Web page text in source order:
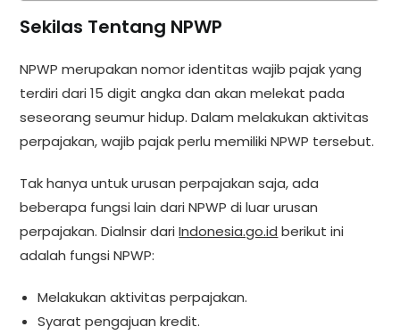
Sekilas Tentang NPWP
NPWP merupakan nomor identitas wajib pajak yang
terdiri dari 15 digit angka dan akan melekat pada
seseorang seumur hidup. Dalam melakukan aktivitas
perpajakan, wajib pajak perlu memiliki NPWP tersebut.
Tak hanya untuk urusan perpajakan saja, ada
beberapa fungsi lain dari NPWP di luar urusan
perpajakan. Dialnsir dariIndonesia.go.id berikut ini
adalah fungsi NPWP:
Melakukan aktivitas perpajakan.
Syarat pengajuan kredit.